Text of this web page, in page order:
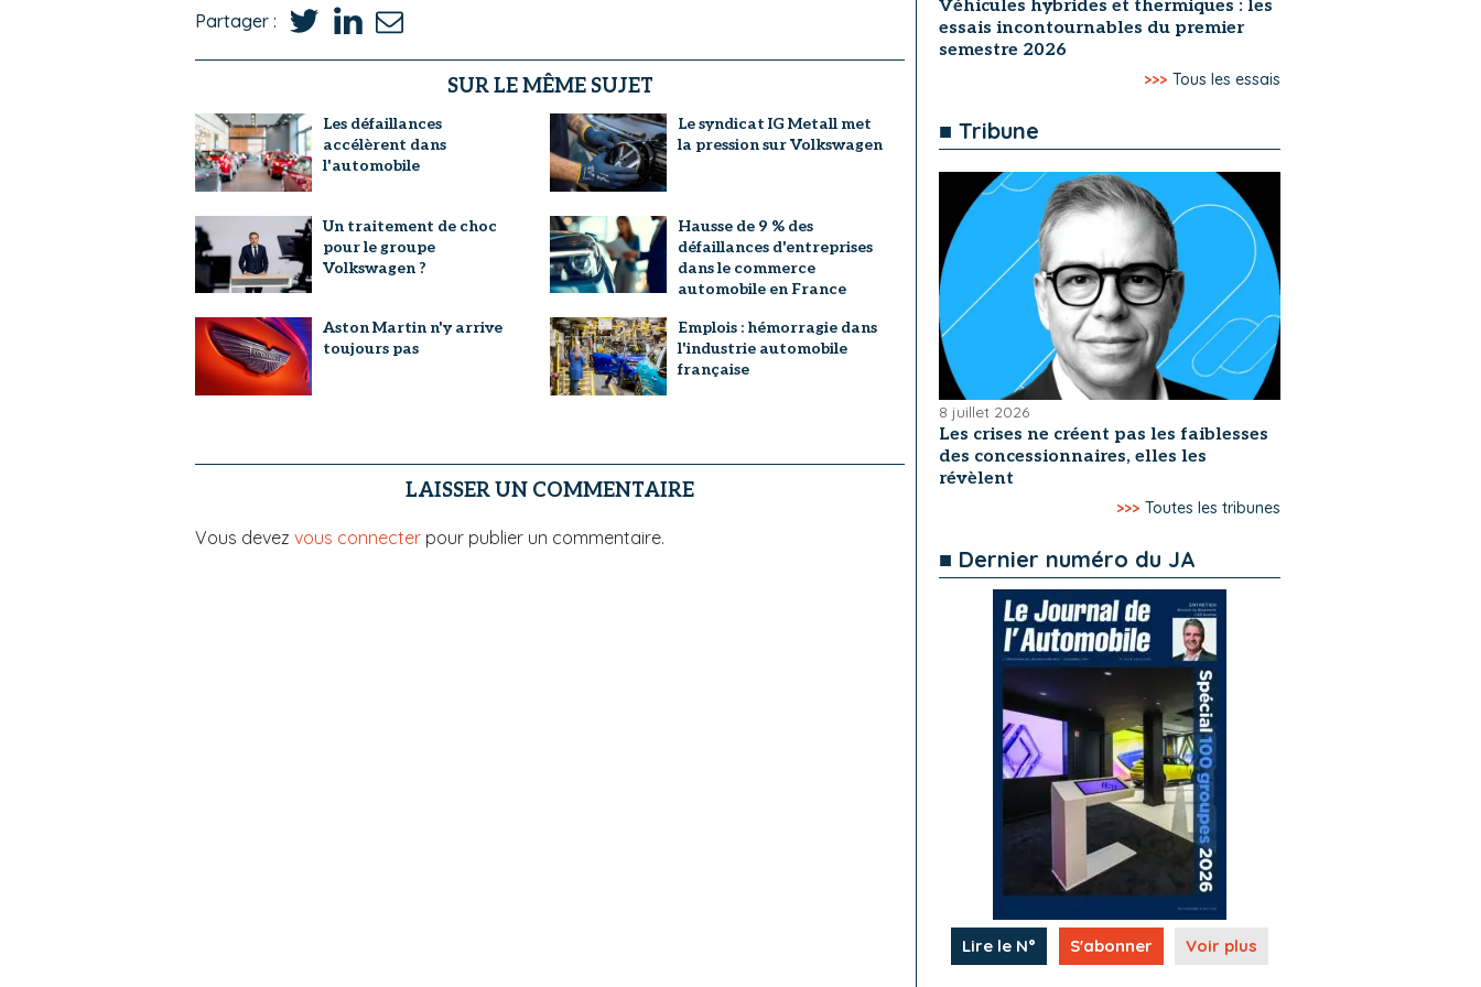
Partager :
SUR LE MÊME SUJET
Les défaillances
accélèrent dans
l'automobile
Le syndicat IG Metall met
la pression sur Volkswagen
Un traitement de choc
pour le groupe
Volkswagen ?
Hausse de 9 % des
défaillances d'entreprises
dans le commerce
automobile en France
Aston Martin n'y arrive
toujours pas
Emplois : hémorragie dans
l'industrie automobile
française
LAISSER UN COMMENTAIRE
Vous devez vous connecter pour publier un commentaire.
Véhicules hybrides et thermiques : les
essais incontournables du premier
semestre 2026
>>> Tous les essais
■ Tribune
8 juillet 2026
Les crises ne créent pas les faiblesses
des concessionnaires, elles les
révèlent
>>> Toutes les tribunes
■ Dernier numéro du JA
Lire le N° S'abonner Voir plus